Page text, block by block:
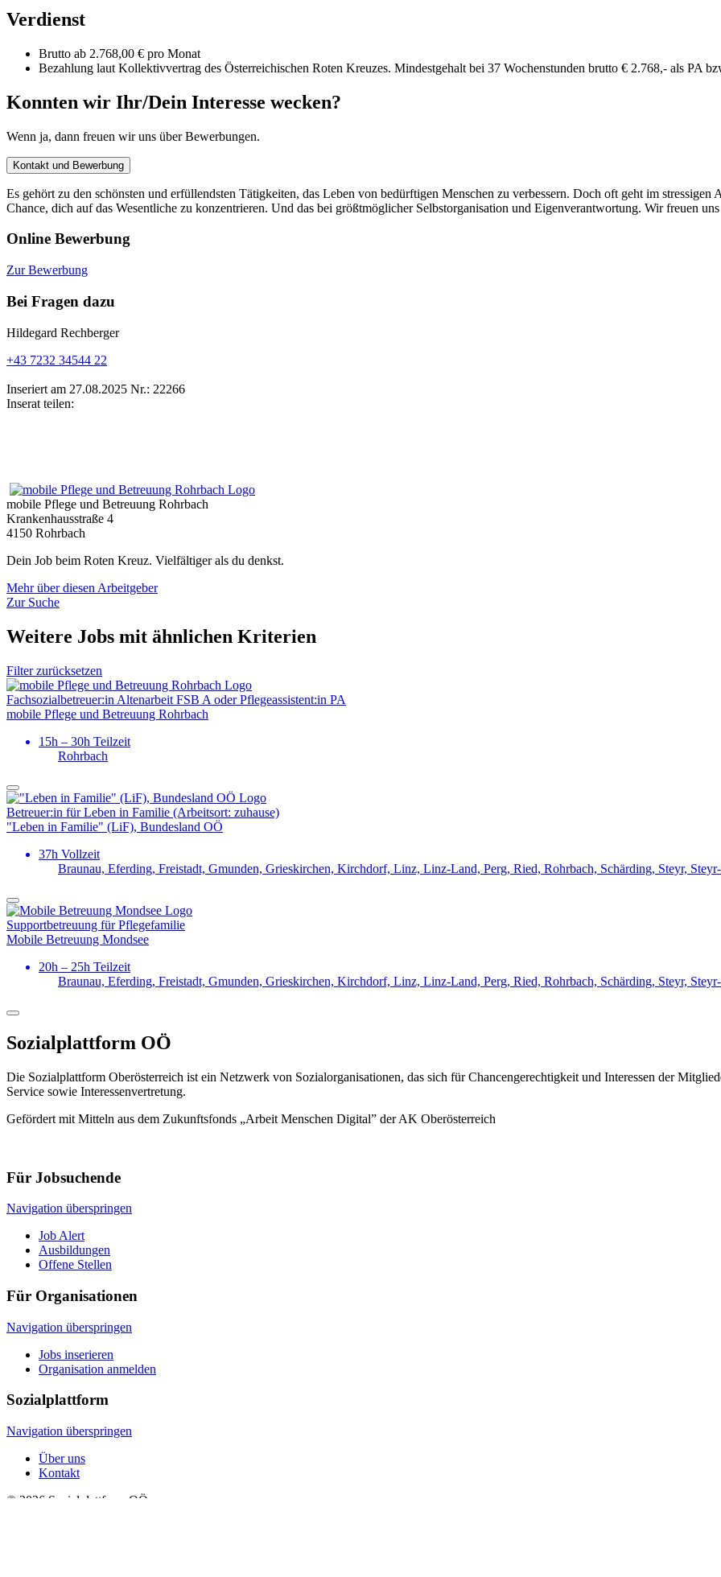
Verdienst
Brutto ab 2.768,00 € pro Monat
Bezahlung laut Kollektivvertrag des Österreichischen Roten Kreuzes. Mindestgehalt bei 37 Wochenstunden brutto € 2.768,- als PA
Konnten wir Ihr/Dein Interesse wecken?
Wenn ja, dann freuen wir uns über Bewerbungen.
Kontakt und Bewerbung
Es gehört zu den schönsten und erfüllendsten Tätigkeiten, das Leben von bedürftigen Menschen zu verbessern. Doch oft geht im
Chance, dich auf das Wesentliche zu konzentrieren. Und das bei größtmöglicher Selbstorganisation und Eigenverantwortung. Wir freuen
Online Bewerbung
Zur Bewerbung
Bei Fragen dazu
Hildegard Rechberger
+43 7232 34544 22
Inseriert am 27.08.2025 Nr.: 22266
Inserat teilen:
mobile Pflege und Betreuung Rohrbach
Krankenhausstraße 4
4150 Rohrbach
Dein Job beim Roten Kreuz. Vielfältiger als du denkst.
Mehr über diesen Arbeitgeber
Zur Suche
Weitere Jobs mit ähnlichen Kriterien
Filter zurücksetzen
Fachsozial­­­­betreuer:in Altenarbeit FSB A oder Pflegeassistent:in PA
mobile Pflege und Betreuung Rohrbach
15h – 30h Teilzeit
Rohrbach
Betreuer:in für Leben in Familie (Arbeitsort: zuhause)
"Leben in Familie" (LiF), Bundesland OÖ
37h Vollzeit
Braunau, Eferding, Freistadt, Gmunden, Grieskirchen, Kirchdorf, Linz, Linz-Land, Perg, Ried, Rohrbach, Schärding, Steyr,
Support­betreuung für Pflege­familie
Mobile Betreuung Mondsee
20h – 25h Teilzeit
Braunau, Eferding, Freistadt, Gmunden, Grieskirchen, Kirchdorf, Linz, Linz-Land, Perg, Ried, Rohrbach, Schärding, Steyr,
Sozialplattform OÖ
Die Sozialplattform Oberösterreich ist ein Netzwerk von Sozialorganisationen, das sich für Chancengerechtigkeit und Interessen der
Service sowie Interessenvertretung.
Gefördert mit Mitteln aus dem Zukunftsfonds „Arbeit Menschen Digital” der AK Oberösterreich
Für Jobsuchende
Navigation überspringen
Job Alert
Ausbildungen
Offene Stellen
Für Organisationen
Navigation überspringen
Jobs inserieren
Organisation anmelden
Sozialplattform
Navigation überspringen
Über uns
Kontakt
© 2026 Sozialplattform OÖ